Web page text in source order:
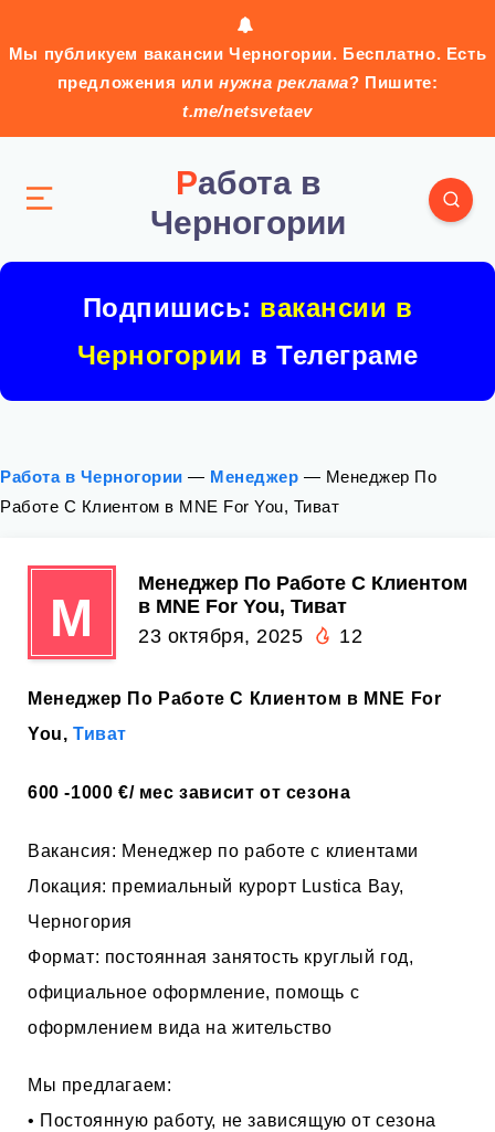
Мы публикуем вакансии Черногории. Бесплатно. Есть
предложения илинужна реклама? Пишите:
t.me/netsvetaev
Работа в
Черногории
Подпишись: вакансии в
Черногории в Телеграме
Работа в Черногории — Менеджер — Менеджер По
Работе С Клиентом в MNE For You, Тиват
М
Менеджер По Работе С Клиентом
в MNE For You, Тиват
23 октября, 2025
12
Менеджер По Работе С Клиентом в MNE For
You, Тиват
600 -1000 €/ мес зависит от сезона
Вакансия: Менеджер по работе с клиентами
Локация: премиальный курорт Lustica Bay,
Черногория
Формат: постоянная занятость круглый год,
официальное оформление, помощь с
оформлением вида на жительство
Мы предлагаем:
• Постоянную работу, не зависящую от сезона